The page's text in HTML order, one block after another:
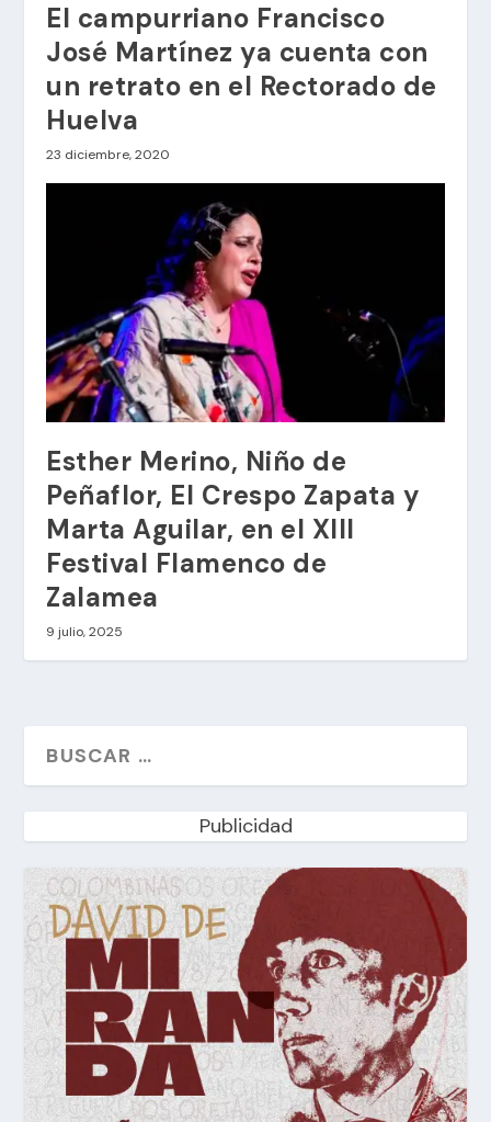
El campurriano Francisco
José Martínez ya cuenta con
un retrato en el Rectorado de
Huelva
23 diciembre, 2020
Esther Merino, Niño de
Peñaflor, El Crespo Zapata y
Marta Aguilar, en el XIII
Festival Flamenco de
Zalamea
9 julio, 2025
Publicidad